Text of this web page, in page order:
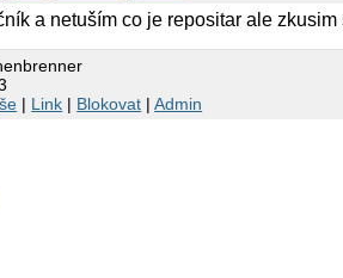
a netuším co je repositar ale
| Link | Blokovat |Admin